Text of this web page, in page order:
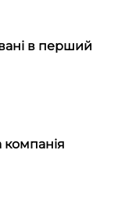
в перший
компанія